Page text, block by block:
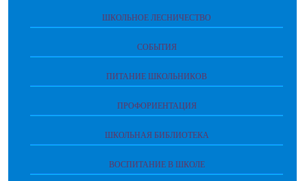
ШКОЛЬНОЕ ЛЕСНИЧЕСТВО
СОБЫТИЯ
ПИТАНИЕ ШКОЛЬНИКОВ
ПРОФОРИЕНТАЦИЯ
ШКОЛЬНАЯ БИБЛИОТЕКА
ВОСПИТАНИЕ В ШКОЛЕ